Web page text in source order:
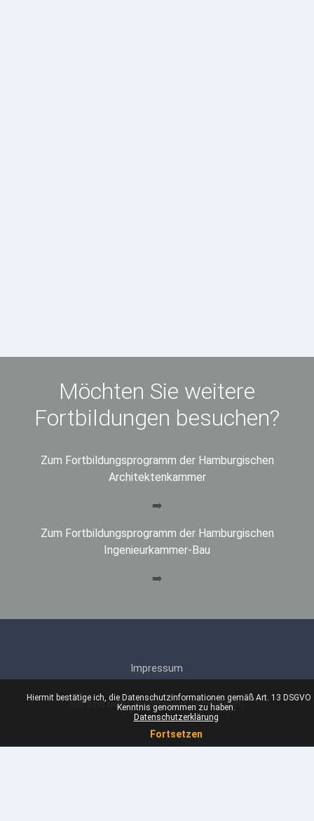
Möchten Sie weitere
Fortbildungen besuchen?
Zum Fortbildungsprogramm der Hamburgischen
Architektenkammer
➡️
Zum Fortbildungsprogramm der Hamburgischen
Ingenieurkammer-Bau
➡️
Impressum
Sie sind nicht angemeldet. (Anmelden)
Hiermit bestätige ich, die Datenschutzinformationen gemäß Art. 13 DSGVO
Kenntnis genommen zu haben.
Datenschutzerklärung
Fortsetzen